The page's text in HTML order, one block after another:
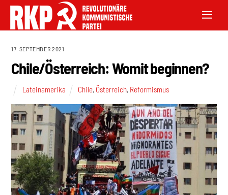
17. SEPTEMBER 2021
Chile/Österreich: Womit beginnen?
Lateinamerika Chile, Österreich, Reformismus